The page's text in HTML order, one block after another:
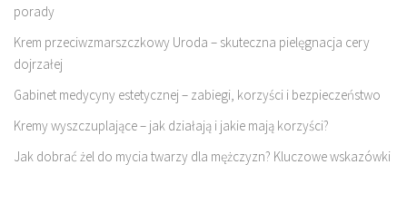
porady
Krem przeciwzmarszczkowy Uroda – skuteczna pielęgnacja cery
dojrzałej
Gabinet medycyny estetycznej – zabiegi, korzyści i bezpieczeństwo
Kremy wyszczuplające – jak działają i jakie mają korzyści?
Jak dobrać żel do mycia twarzy dla mężczyzn? Kluczowe wskazówki